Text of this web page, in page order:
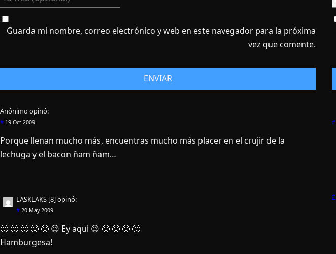
Guarda mi nombre, correo electrónico y web en este navegador para la próxima
vez que comente.
Anónimo opinó:
# 19 Oct 2009
Porque llenan mucho más, encuentras mucho más placer en el crujir de la
lechuga y el bacon ñam ñam…
LASKLAKS [8]opinó:
# 20 May 2009
🙂 🙂 🙂 🙂 🙂 😉 Ey aqui 😉 🙂 🙂 🙂 🙂
Hamburgesa!
#
#